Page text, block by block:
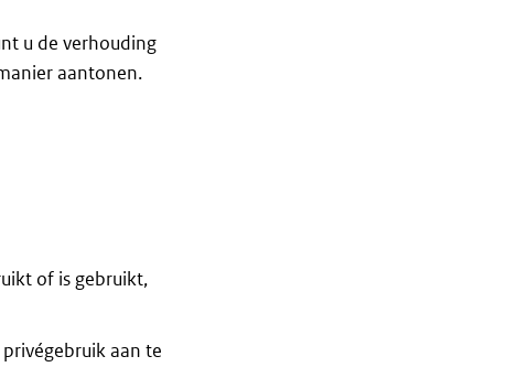
u de verhouding
aantonen.
of is gebruikt,
aan te